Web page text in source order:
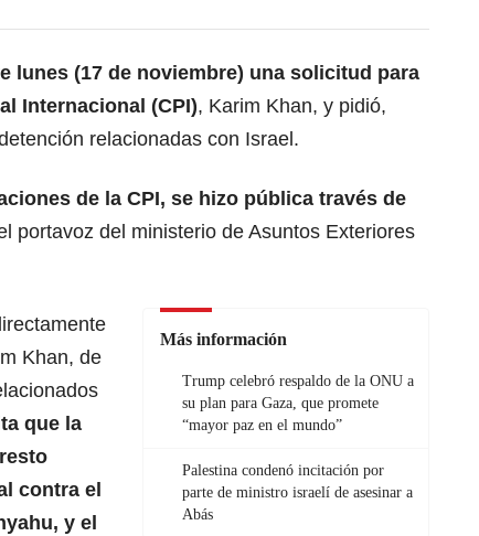
lunes (17 de noviembre) una solicitud para
Internacional (CPI), Karim Khan, y pidió,
relacionadas con Israel.
de la CPI, se hizo pública través de
portavoz del ministerio de Asuntos Exteriores
Más información
Trump celebró respaldo de la ONU a
su plan para Gaza, que promete
“mayor paz en el mundo”
Palestina condenó incitación por
parte de ministro israelí de asesinar a
Abás
Khan, de
que la
contra el
, y el